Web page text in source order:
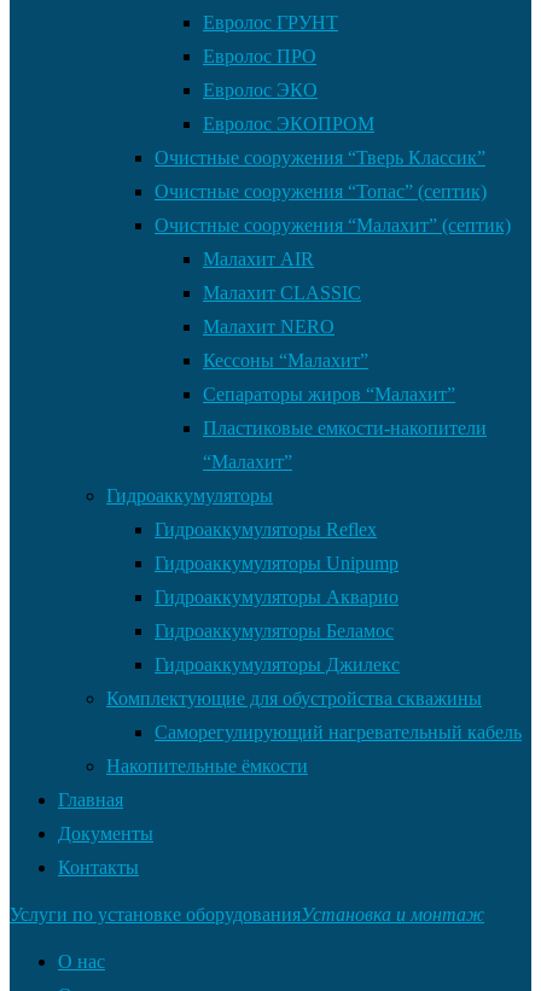
Евролос ГРУНТ
Евролос ПРО
Евролос ЭКО
Евролос ЭКОПРОМ
Очистные сооружения “Тверь Классик”
Очистные сооружения “Топас” (септик)
Очистные сооружения “Малахит” (септик)
Малахит AIR
Малахит CLASSIC
Малахит NERO
Кессоны “Малахит”
Сепараторы жиров “Малахит”
Пластиковые емкости-накопители
“Малахит”
Гидроаккумуляторы
Гидроаккумуляторы Reflex
Гидроаккумуляторы Unipump
Гидроаккумуляторы Акварио
Гидроаккумуляторы Беламос
Гидроаккумуляторы Джилекс
Комплектующие для обустройства скважины
Саморегулирующий нагревательный кабель
Накопительные ёмкости
Главная
Документы
Контакты
Услуги по установке оборудованияУстановка и монтаж
О нас